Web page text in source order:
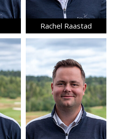
Rachel Raastad